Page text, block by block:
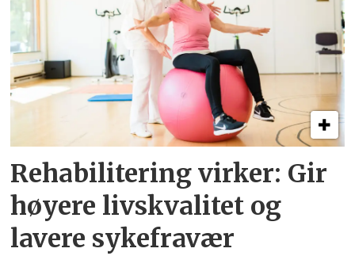
Rehabilitering virker: Gir
høyere livskvalitet og
lavere sykefravær